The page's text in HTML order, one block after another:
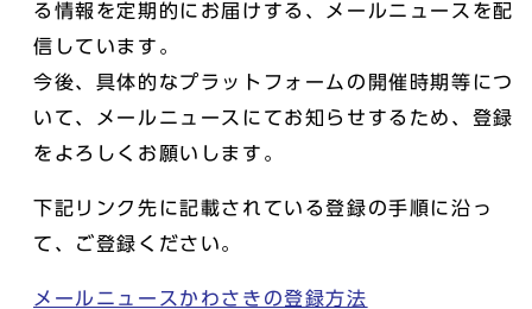
る情報を定期的にお届けする、メールニュースを配
信しています。
今後、具体的なプラットフォームの開催時期等につ
いて、メールニュースにてお知らせするため、登録
をよろしくお願いします。
下記リンク先に記載されている登録の手順に沿っ
て、ご登録ください。
メールニュースかわさきの登録方法